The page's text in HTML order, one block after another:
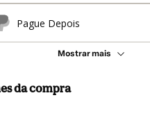
Pague Depois
Mostrar mais
da compra